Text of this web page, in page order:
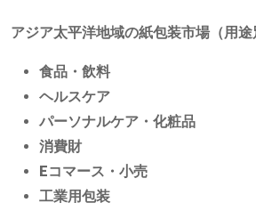
アジア太平洋地域の紙包装市場（用途
食品・飲料
ヘルスケア
パーソナルケア・化粧品
消費財
Eコマース・小売
工業用包装